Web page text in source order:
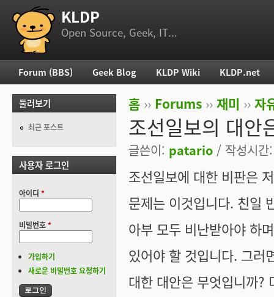
부 메뉴 KLDP
Open Source, Geek, IT...
현재 위치
홈 ›› Forums ›› 재미 ›› 자
조선일보의 대안
글쓴이: patario / 작성시
조선일보에 대한 비판은
문제는 이것입니다. 친일
아부 모두 비난받아야 하
있어야 할 것입니다. 그러
대한 대안은 무엇입니까?
주 메뉴
Forum (BBS) Geek Blog KLDP Wiki KLDP.net
둘러보기
최근 포스트
사용자 로그인
아이디 *
비밀번호*
가입하기
새로운 비밀번호 요청하기